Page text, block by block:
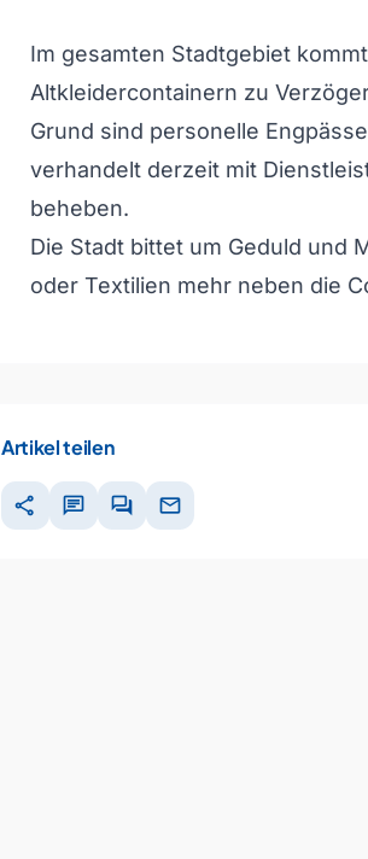
Im gesamten Stadtgebiet
Altkleidercontainern zu
Grund sind personelle
verhandelt derzeit mit
beheben.
Die Stadt bittet um Geduld und
oder Textilien mehr neben die
Artikel teilen
share chat forum mail